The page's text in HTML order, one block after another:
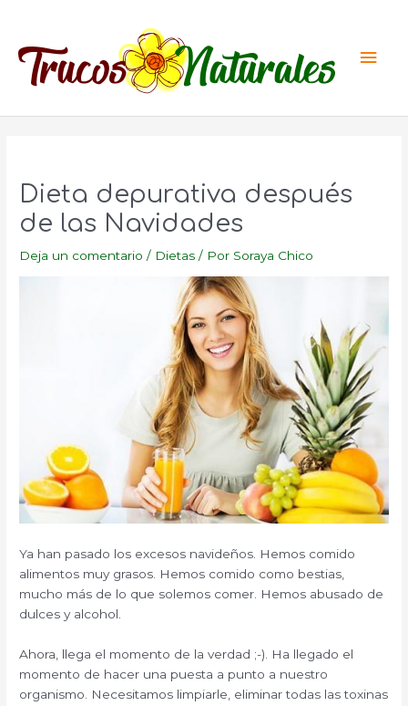
contenido
Dieta depurativa después
de las Navidades
Deja un comentario / Dietas / Por Soraya Chico
Ya han pasado los excesos navideños. Hemos comido
alimentos muy grasos. Hemos comido como bestias,
mucho más de lo que solemos comer. Hemos abusado de
dulces y alcohol.
Ahora, llega el momento de la verdad ;-). Ha llegado el
momento de hacer una puesta a punto a nuestro
organismo.
Necesitamos limpiarle, eliminar todas las toxinas